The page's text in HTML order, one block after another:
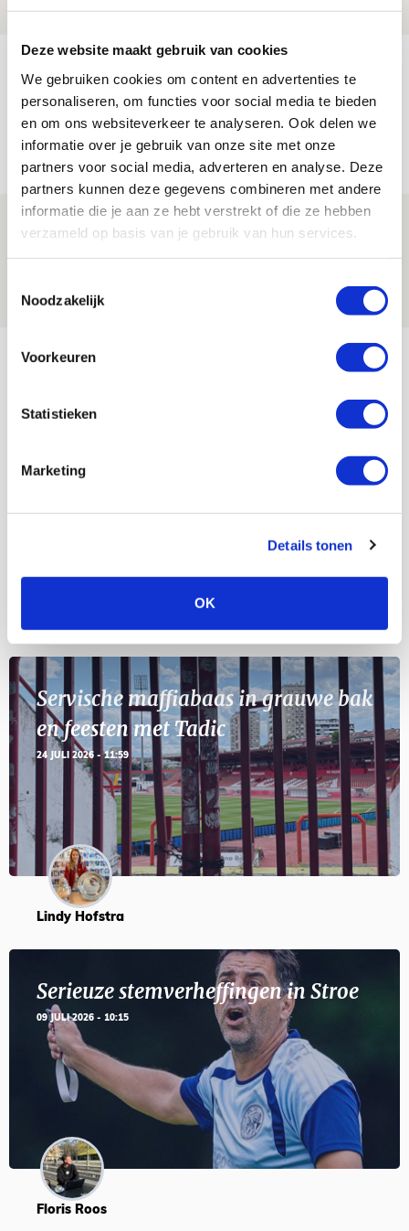
Deze website maakt gebruik van cookies
We gebruiken cookies om content en advertenties te
personaliseren, om functies voor social media te bieden
en om ons websiteverkeer te analyseren. Ook delen we
informatie over je gebruik van onze site met onze
partners voor social media, adverteren en analyse. Deze
partners kunnen deze gegevens combineren met andere
informatie die je aan ze hebt verstrekt of die ze hebben
verzameld op basis van je gebruik van hun services.
Noodzakelijk
Voorkeuren
Statistieken
Marketing
Details tonen
OK
Míchels elf: zie jij al rol voor
aanwinsten in thuisduel met
Shelbourne?
05 AUGUSTUS 2026 - 15:35
NIEUWS
Laatste Kaarten Actie Ajax - sc
NIEUWS
AUG
11
Servische maffiabaas in grauwe bak
en feesten met Tadic
24 JULI 2026 - 11:59
Lindy Hofstra
Serieuze stemverheffingen in Stroe
09 JULI 2026 - 10:15
Floris Roos